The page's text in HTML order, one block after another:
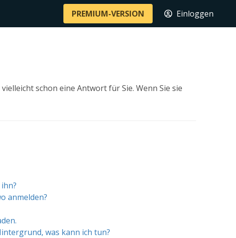
PREMIUM-VERSION Einloggen
schon eine Antwort für Sie. Wenn Sie sie
anmelden?
was kann ich tun?